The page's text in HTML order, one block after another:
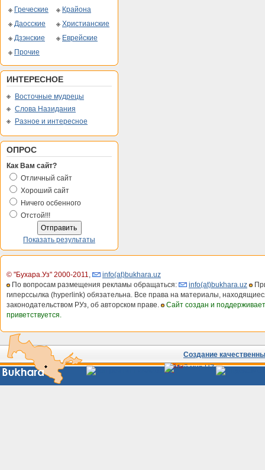
Греческие
Крайона
Даосские
Христианские
Дзэнские
Еврейские
Прочие
ИНТЕРЕСНОЕ
Восточные мудрецы
Слова Назидания
Разное и интересное
ОПРОС
Как Вам сайт?
Отличный сайт
Хороший сайт
Ничего осбенного
Отстой!!!
Показать результаты
© "Бухара.Уз" 2000-2011,
info(at)bukhara.uz
По вопросам размещения рекламы обращаться:
info(at)bukhara.uz
гиперссылка (hyperlink) обязательна. Все права на материалы,
законодательством РУз, об авторском праве.
Сайт создан и
приветствуется.
Создание
Сайты
Узбекистана